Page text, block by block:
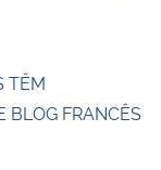
TÊM
BLOG FRANCÊS